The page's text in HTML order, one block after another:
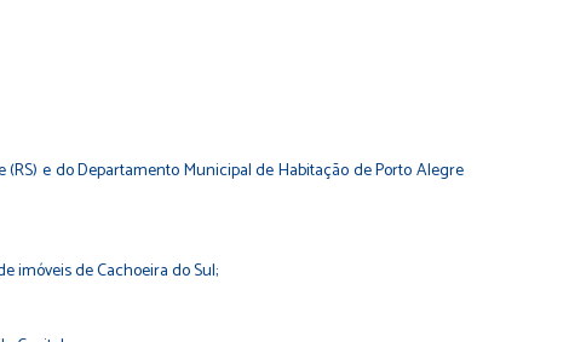
e do Departamento Municipal de Habitação de Porto Alegre
imóveis de Cachoeira do Sul;